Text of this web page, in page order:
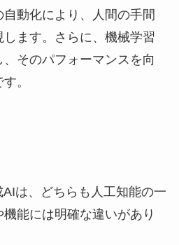
動化により、人間の手間
ます。さらに、機械学習
そのパフォーマンスを向
。
は、どちらも人工知能の一
能には明確な違いがあり